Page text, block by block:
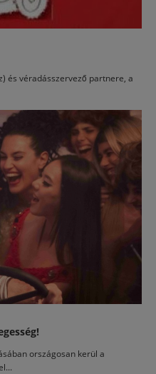
és véradásszervező partnere, a
országosan kerül a